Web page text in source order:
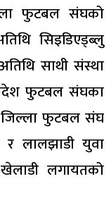
फुटबल संघको
सिइडिएड्ब्लु
साथी संस्था
फुटबल संघका
जिल्ला फुटबल संघ
लालझाडी युवा
लगायतको